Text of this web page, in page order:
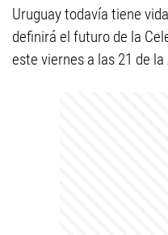
Uruguay todavía tiene
definirá el futuro de la
este viernes a las 21 de